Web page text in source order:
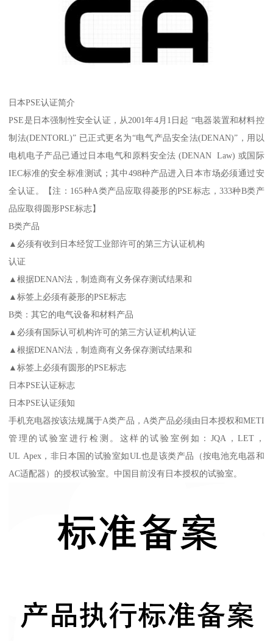
日本PSE认证简介
PSE是日本强制性安全认证，从2001年4月1日起 “电器装置和材料控
制法(DENTORL)” 已正式更名为“电气产品安全法(DENAN)”，用以
电机电子产品已通过日本电气和原料安全法 (DENAN Law) 或国际
IEC标准的安全标准测试；其中498种产品进入日本市场必须通过安
全认证。【注：165种A类产品应取得菱形的PSE标志，333种B类产
品应取得圆形PSE标志】
B类产品
▲必须有收到日本经贸工业部许可的第三方认证机构
认证
▲根据DENAN法，制造商有义务保存测试结果和
▲标签上必须有菱形的PSE标志
B类：其它的电气设备和材料产品
▲必须有国际认可机构许可的第三方认证机构认证
▲根据DENAN法，制造商有义务保存测试结果和
▲标签上必须有圆形的PSE标志
日本PSE认证标志
日本PSE认证须知
手机充电器按该法规属于A类产品，A类产品必须由日本授权和METI
管理的试验室进行检测。这样的试验室例如：JQA，LET，
UL Apex，非日本国的试验室如UL也是该类产品（按电池充电器和
AC适配器）的授权试验室。中国目前没有日本授权的试验室。